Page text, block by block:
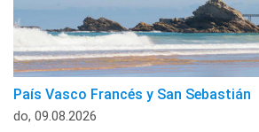
País Vasco Francés y San Sebastián
do, 09.08.2026